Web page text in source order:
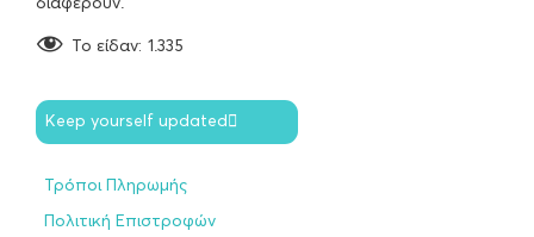
διαφέρουν.
To είδαν: 1.335
Keep yourself updated
Τρόποι Πληρωμής
Πολιτική Επιστροφών